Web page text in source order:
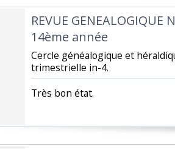
‎REVUE GENEALOGIQUE
14ème année‎
‎Cercle généalogique et
trimestrielle in-4.‎
‎Très bon état.‎